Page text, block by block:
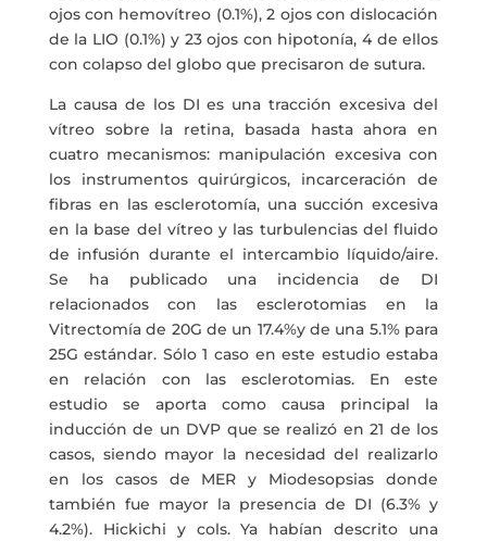
ojos con hemovítreo (0.1%), 2 ojos con dislocación
de la LIO (0.1%) y 23 ojos con hipotonía, 4 de ellos
con colapso del globo que precisaron de sutura.
La causa de los DI es una tracción excesiva del
vítreo sobre la retina, basada hasta ahora en
cuatro mecanismos: manipulación excesiva con
los instrumentos quirúrgicos, incarceración de
fibras en las esclerotomía, una succión excesiva
en la base del vítreo y las turbulencias del fluido
de infusión durante el intercambio líquido/aire.
Se ha publicado una incidencia de DI
relacionados con las esclerotomias en la
Vitrectomía de 20G de un 17.4%y de una 5.1% para
25G estándar. Sólo 1 caso en este estudio estaba
en relación con las esclerotomias. En este
estudio se aporta como causa principal la
inducción de un DVP que se realizó en 21 de los
casos, siendo mayor la necesidad del realizarlo
en los casos de MER y Miodesopsias donde
también fue mayor la presencia de DI (6.3% y
4.2%). Hickichi y cols. Ya habían descrito una